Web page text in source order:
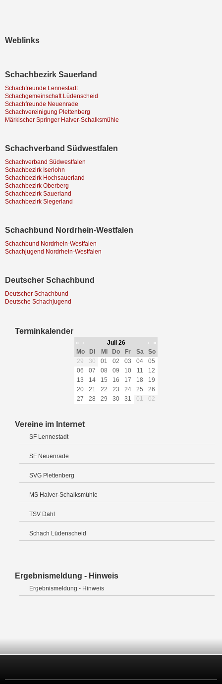
Weblinks
Schachbezirk Sauerland
Schachfreunde Lennestadt
Schachgemeinschaft Lüdenscheid
Schachfreunde Neuenrade
Schachvereinigung Plettenberg
Märkischer Springer Halver-Schalksmühle
Schachverband Südwestfalen
Schachverband Südwestfalen
Schachbezirk Iserlohn
Schachbezirk Hochsauerland
Schachbezirk Oberberg
Schachbezirk Sauerland
Schachbezirk Siegerland
Schachbund Nordrhein-Westfalen
Schachbund Nordrhein-Westfalen
Schachjugend Nordrhein-Westfalen
Deutscher Schachbund
Deutscher Schachbund
Deutsche Schachjugend
Terminkalender
« ‹ Juli 26 ›
»
Mo
Di Mi Do Fr Sa
So
29
30 01 02 03 04
05
06
07 08 09 10 11
12
13
14 15 16 17 18
19
20
21 22 23 24 25
26
27
28 29 30 31 01 02
Vereine im Internet
SF Lennestadt
SF Neuenrade
SVG Plettenberg
MS Halver-Schalksmühle
TSV Dahl
Schach Lüdenscheid
Ergebnismeldung - Hinweis
Ergebnismeldung - Hinweis